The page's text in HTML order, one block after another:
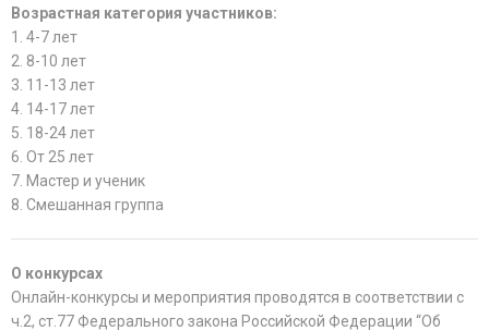
Возрастная категория участников:
1. 4-7 лет
2. 8-10 лет
3. 11-13 лет
4. 14-17 лет
5. 18-24 лет
6. От 25 лет
7. Мастер и ученик
8. Смешанная группа
О конкурсах
Онлайн-конкурсы и мероприятия проводятся в соответствии с
ч.2, ст.77 Федерального закона Российской Федерации “Об